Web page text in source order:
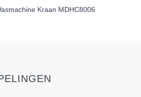
Kraan MDHC8006